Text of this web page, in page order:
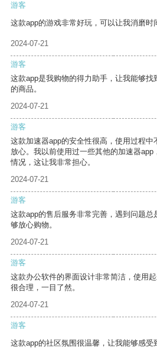
游客
这款app的游戏非常好玩，可以让我消磨时
2024-07-21
游客
这款app是我购物的得力助手，让我能够
的商品。
2024-07-21
游客
这款加速器app的安全性很高，使用过程中
放心。我以前使用过一些其他的加速器app
情况，这让我非常担心。
2024-07-21
游客
这款app的售后服务非常完善，遇到问题
够放心购物。
2024-07-21
游客
这款办公软件的界面设计非常简洁，使用
很合理，一目了然。
2024-07-21
游客
这款app的社区氛围很温馨，让我能够感受